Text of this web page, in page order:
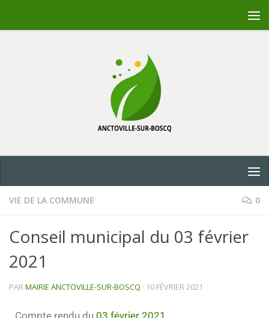
VIE DE LA COMMUNE 0
Conseil municipal du 03 février
2021
PARMAIRIE ANCTOVILLE-SUR-BOSCQ · 10 FÉVRIER 2021
Compte rendu du 03 février 2021